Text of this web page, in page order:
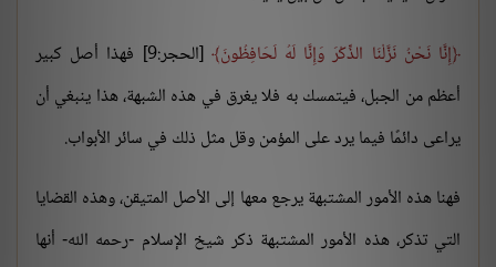
إِنَّا نَحْنُ نَزَّلْنَا الذِّكْرَ وَإِنَّا لَهُ لَحَافِظُونَ
[الحجر:9] فهذا أصل كبير
أعظم من الجبل، فيتمسك به فلا يغرق في هذه الشبهة، هذا ينبغي أن
يراعى دائمًا فيما يرد على المؤمن وقل مثل ذلك في سائر الأبواب.
فهنا هذه الأمور المشتبهة يرجع معها إلى الأصل المتيقن، وهذه القضايا
التي تذكر، هذه الأمور المشتبهة ذكر شيخ الإسلام -رحمه الله- أنها